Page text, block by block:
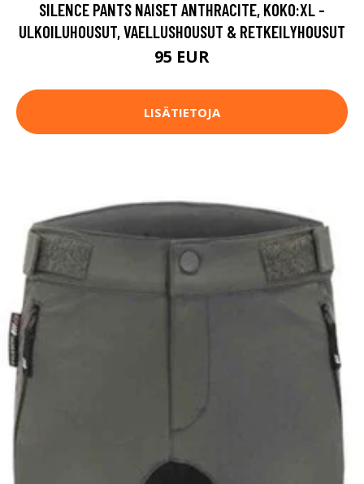
SILENCE PANTS NAISET ANTHRACITE, KOKO:XL -
ULKOILUHOUSUT, VAELLUSHOUSUT & RETKEILYHOUSUT
95 EUR
LISÄTIETOJA